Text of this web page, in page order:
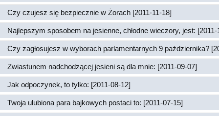
Czy czujesz się bezpiecznie w Żorach [2011-11-18]
Najlepszym sposobem na jesienne, chłodne wieczory, jest: [2011-
Czy zagłosujesz w wyborach parlamentarnych 9 października?
Zwiastunem nadchodzącej jesieni są dla mnie: [2011-09-07]
Jak odpoczynek, to tylko: [2011-08-12]
Twoja ulubiona para bajkowych postaci to: [2011-07-15]